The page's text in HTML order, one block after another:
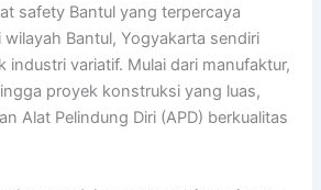
safety Bantul yang terpercaya
wilayah Bantul, Yogyakarta sendiri
industri variatif. Mulai dari manufaktur,
proyek konstruksi yang luas,
Alat Pelindung Diri (APD) berkualitas